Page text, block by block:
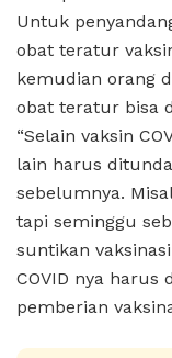
Untuk
obat teratur
kemudian orang
obat teratur bisa
“Selain vaksin
lain harus
sebelumnya.
tapi seminggu
suntikan
COVID nya
pemberian